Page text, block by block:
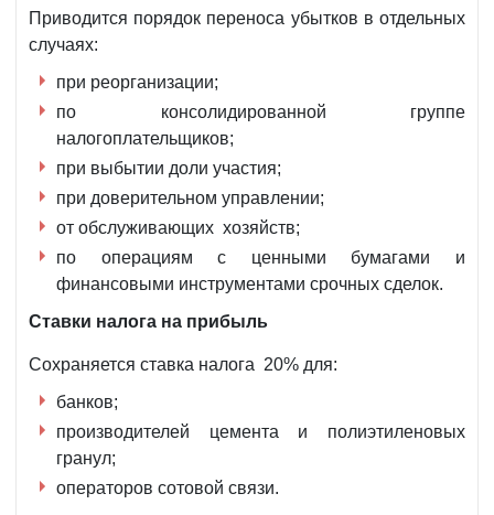
Приводится порядок переноса убытков в отдельных
случаях:
при реорганизации;
по консолидированной группе
налогоплательщиков;
при выбытии доли участия;
при доверительном управлении;
от обслуживающих хозяйств;
по операциям с ценными бумагами и
финансовыми инструментами срочных сделок.
Ставки налога на прибыль
Сохраняется ставка налога 20% для:
банков;
производителей цемента и полиэтиленовых
гранул;
операторов сотовой связи.